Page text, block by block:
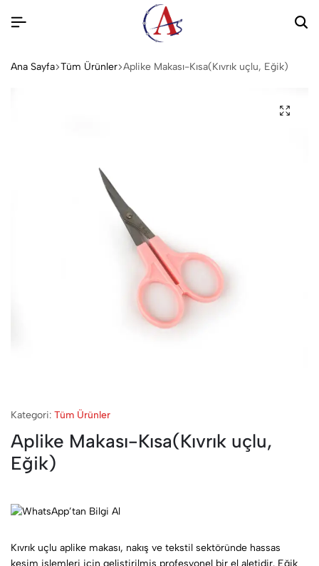
Ana Sayfa Tüm Ürünler Aplike Makası-Kısa(Kıvrık uçlu, Eğik)
Kategori: Tüm Ürünler
Aplike Makası-Kısa(Kıvrık uçlu,
Eğik)
Kıvrık uçlu aplike makası, nakış ve tekstil sektöründe hassas
kesim işlemleri için geliştirilmiş profesyonel bir el aletidir. Eğik